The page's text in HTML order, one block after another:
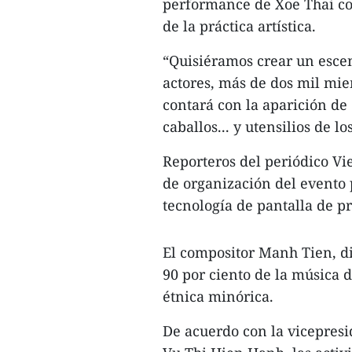
performance de Xoe Thai
de la práctica artística.
“Quisiéramos crear un
actores, más de dos mil
contará con la aparición de
caballos... y utensilios de
Reporteros del periódico
de organización del
tecnología de pantalla de
El compositor Manh Tien,
90 por ciento de la música
étnica minórica.
De acuerdo con la